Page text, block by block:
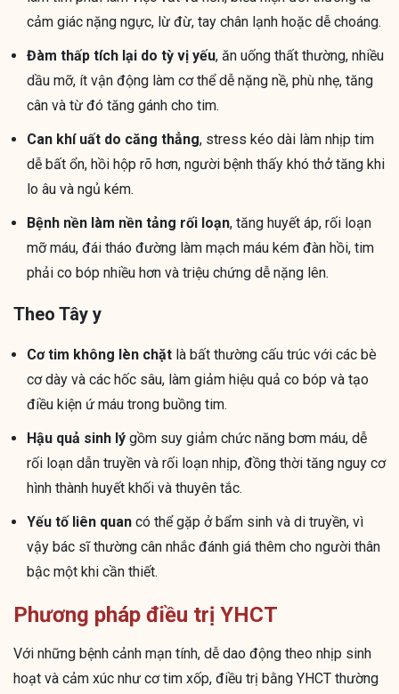
cảm giác nặng ngực, lừ đừ, tay chân lạnh hoặc dễ choáng.
Đàm thấp tích lại do tỳ vị yếu, ăn uống thất thường, nhiều
dầu mỡ, ít vận động làm cơ thể dễ nặng nề, phù nhẹ, tăng
cân và từ đó tăng gánh cho tim.
Can khí uất do căng thẳng, stress kéo dài làm nhịp tim
dễ bất ổn, hồi hộp rõ hơn, người bệnh thấy khó thở tăng khi
lo âu và ngủ kém.
Bệnh nền làm nền tảng rối loạn, tăng huyết áp, rối loạn
mỡ máu, đái tháo đường làm mạch máu kém đàn hồi, tim
phải co bóp nhiều hơn và triệu chứng dễ nặng lên.
Theo Tây y
Cơ tim không lèn chặt là bất thường cấu trúc với các bè
cơ dày và các hốc sâu, làm giảm hiệu quả co bóp và tạo
điều kiện ứ máu trong buồng tim.
Hậu quả sinh lý gồm suy giảm chức năng bơm máu, dễ
rối loạn dẫn truyền và rối loạn nhịp, đồng thời tăng nguy cơ
hình thành huyết khối và thuyên tắc.
Yếu tố liên quan có thể gặp ở bẩm sinh và di truyền, vì
vậy bác sĩ thường cân nhắc đánh giá thêm cho người thân
bậc một khi cần thiết.
Phương pháp điều trị YHCT
Với những bệnh cảnh mạn tính, dễ dao động theo nhịp sinh
hoạt và cảm xúc như cơ tim xốp, điều trị bằng YHCT thường